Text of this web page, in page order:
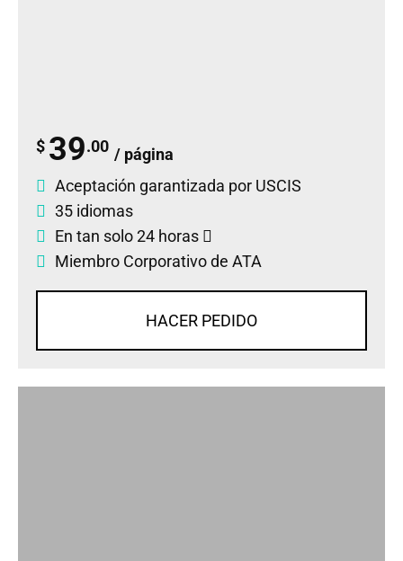
$ 39.00 / página
Aceptación garantizada por USCIS
35 idiomas
En tan solo 24 horas
Miembro Corporativo de ATA
HACER PEDIDO